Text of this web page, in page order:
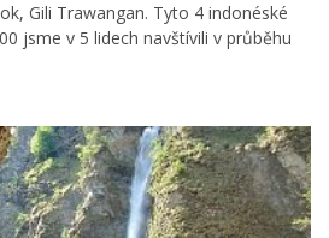
Gili Trawangan. Tyto 4 indonéské
jsme v 5 lidech navštívili v průběhu